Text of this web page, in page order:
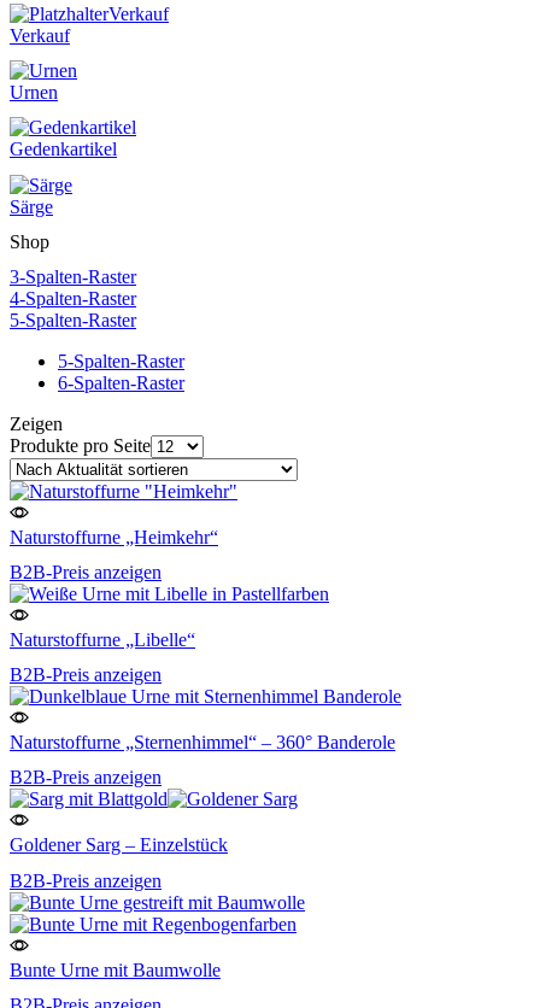
Verkauf
Verkauf
Urnen
Gedenkartikel
Särge
Shop
3-Spalten-Raster
4-Spalten-Raster
5-Spalten-Raster
5-Spalten-Raster
6-Spalten-Raster
Zeigen
Produkte pro Seite
Naturstoffurne „Heimkehr“
B2B-Preis anzeigen
Naturstoffurne „Libelle“
B2B-Preis anzeigen
Naturstoffurne „Sternenhimmel“ – 360° Banderole
B2B-Preis anzeigen
Goldener Sarg – Einzelstück
B2B-Preis anzeigen
Bunte Urne mit Baumwolle